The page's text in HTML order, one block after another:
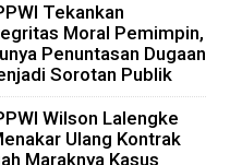
Tekankan
Moral Pemimpin,
Penuntasan Dugaan
Sorotan Publik
Wilson Lalengke
Ulang Kontrak
Maraknya Kasus